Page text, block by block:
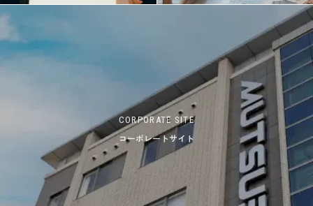
CORPORATE SITE
コーポレートサイト